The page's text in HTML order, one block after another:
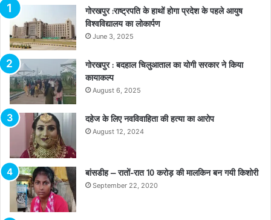
गोरखपुर :राष्ट्रपति के हाथों होगा प्रदेश के पहले आयुष
विश्वविद्यालय का लोकार्पण
June 3, 2025
गोरखपुर : बदहाल चिलुआताल का योगी सरकार ने किया
कायाकल्प
August 6, 2025
दहेज के लिए नवविवाहिता की हत्या का आरोप
August 12, 2024
बांसडीह – रातों-रात 10 करोड़ की मालकिन बन गयी किशोरी
September 22, 2020